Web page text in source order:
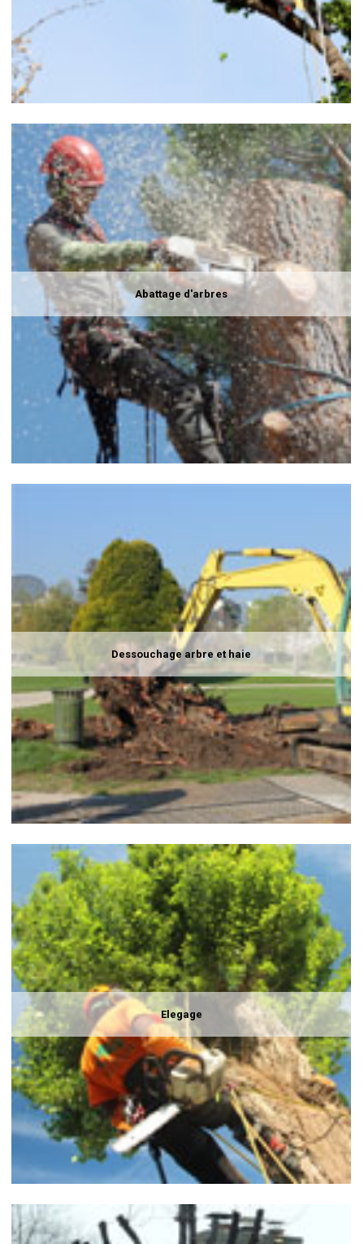
Abattage d'arbres
Dessouchage arbre et haie
Elegage